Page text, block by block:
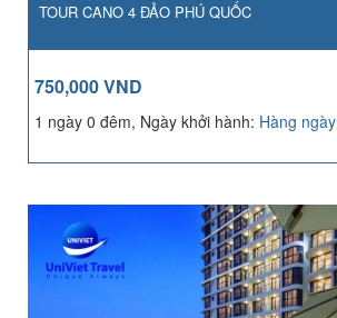
TOUR CANO 4 ĐẢO PHÚ QUỐC
750,000 VND
1 ngày 0 đêm, Ngày khởi hành: Hàng ngày